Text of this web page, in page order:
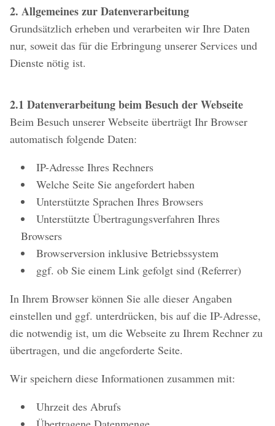
2. Allgemeines zur Datenverarbeitung
Grundsätzlich erheben und verarbeiten wir Ihre Daten
nur, soweit das für die Erbringung unserer Services und
Dienste nötig ist.
2.1 Datenverarbeitung beim Besuch der Webseite
Beim Besuch unserer Webseite überträgt Ihr Browser
automatisch folgende Daten:
IP-Adresse Ihres Rechners
Welche Seite Sie angefordert haben
Unterstützte Sprachen Ihres Browsers
Unterstützte Übertragungsverfahren Ihres
Browsers
Browserversion inklusive Betriebssystem
ggf. ob Sie einem Link gefolgt sind (Referrer)
In Ihrem Browser können Sie alle dieser Angaben
einstellen und ggf. unterdrücken, bis auf die IP-Adresse,
die notwendig ist, um die Webseite zu Ihrem Rechner zu
übertragen, und die angeforderte Seite.
Wir speichern diese Informationen zusammen mit:
Uhrzeit des Abrufs